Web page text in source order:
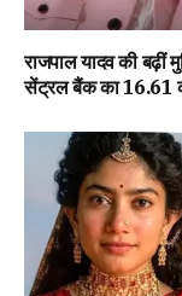
राजपाल यादव की बढ़ीं
सेंट्रल बैंक का ₹16.61